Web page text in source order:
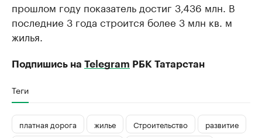
прошлом году показатель достиг 3,436 млн. В
последние 3 года строится более 3 млн кв. м
жилья.
Подпишись на Telegram РБК Татарстан
Теги
платная дорога жилье Строительство
развитие